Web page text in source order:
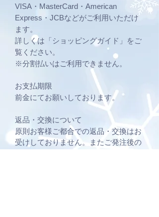
VISA・MasterCard・American
Express・JCBなどがご利用いただけ
ます。
詳しくは「ショッピングガイド」をご
覧ください。
※分割払いはご利用できません。
お支払期限
前金にてお願いしております。
返品・交換について
原則お客様ご都合での返品・交換はお
受けしておりません。またご発注後の